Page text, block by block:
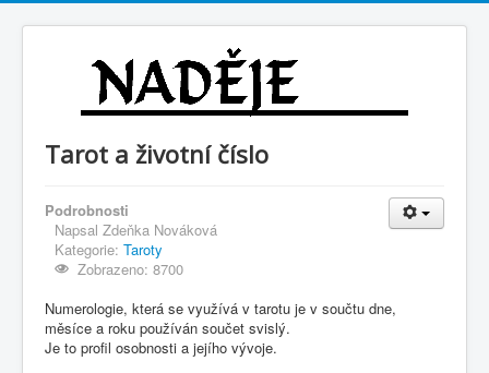
Tarot a životní číslo
Podrobnosti
Napsal Zdeňka Nováková
Kategorie: Taroty
Zobrazeno: 8700
Numerologie, která se využívá v tarotu je v součtu dne,
měsíce a roku používán součet svislý.
Je to profil osobnosti a jejího vývoje.